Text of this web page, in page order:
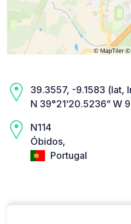
39.3557, -9.1583 (lat,
N 39°21’20.5236” W
N114
Óbidos,
Portugal